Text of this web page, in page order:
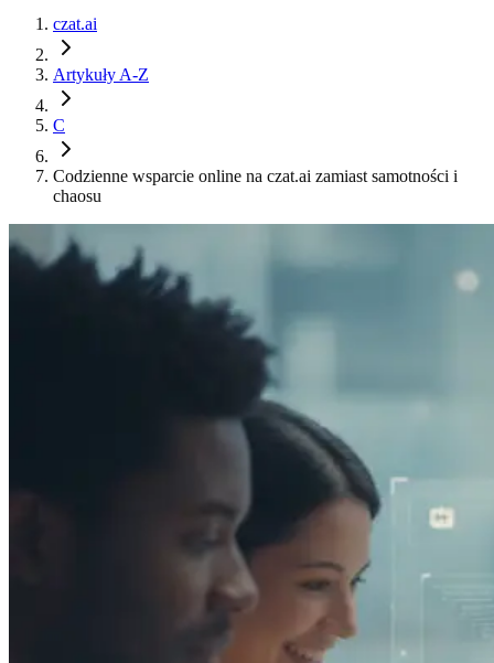
czat.ai
Artykuły A-Z
C
Codzienne wsparcie online na czat.ai zamiast samotności i
chaosu